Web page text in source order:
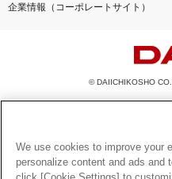
企業情報（コーポレートサイト）
© DAIICHIKOSHO
このサイトに掲載されている一切の文
を問わず、著作権法の定める範囲を超え
とを禁じます。
楽曲及びコンテンツは、機種によりご利
We use cookies to improve your
personalize content and ads and